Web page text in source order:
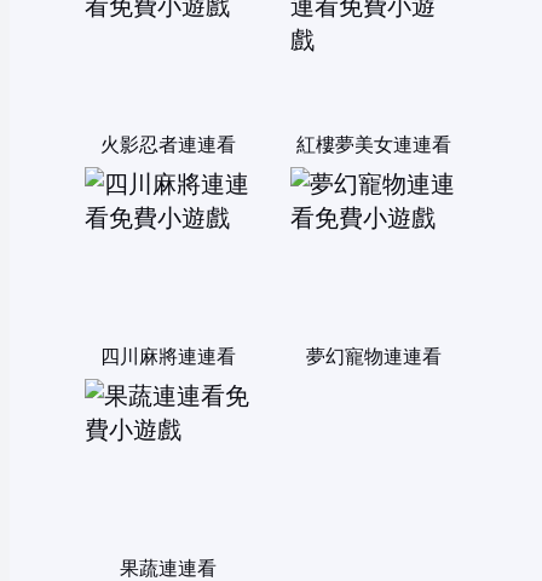
火影忍者連連看 紅樓夢美女連連看
四川麻將連連看 夢幻寵物連連看
果蔬連連看